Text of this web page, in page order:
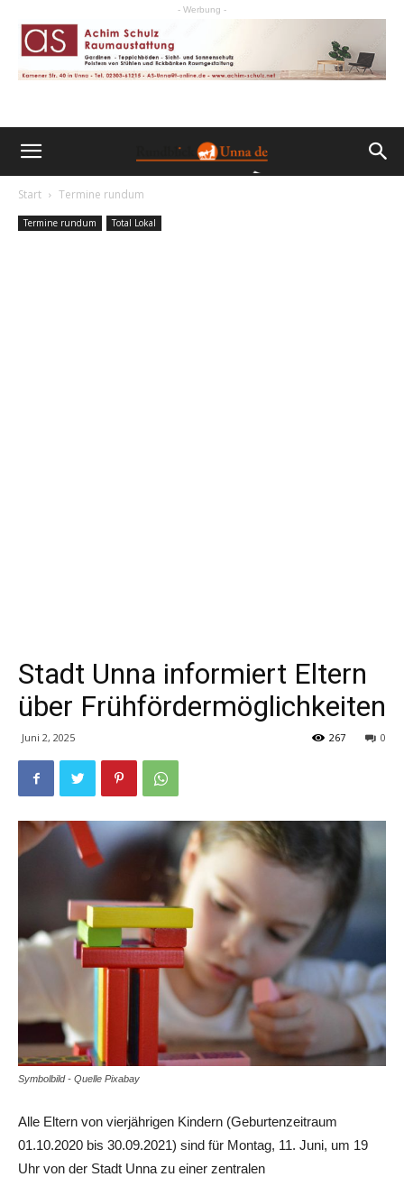
- Werbung -
Start Termine rundum
Termine rundum Total Lokal
Stadt Unna informiert Eltern
über Frühfördermöglichkeiten
Juni 2, 2025 0
267
Symbolbild - Quelle Pixabay
Alle Eltern von vierjährigen Kindern (Geburtenzeitraum
01.10.2020 bis 30.09.2021) sind für Montag, 11. Juni, um 19
Uhr von der Stadt Unna zu einer zentralen